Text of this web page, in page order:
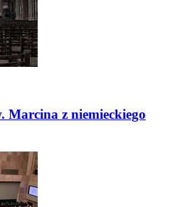
Marcina z niemieckiego